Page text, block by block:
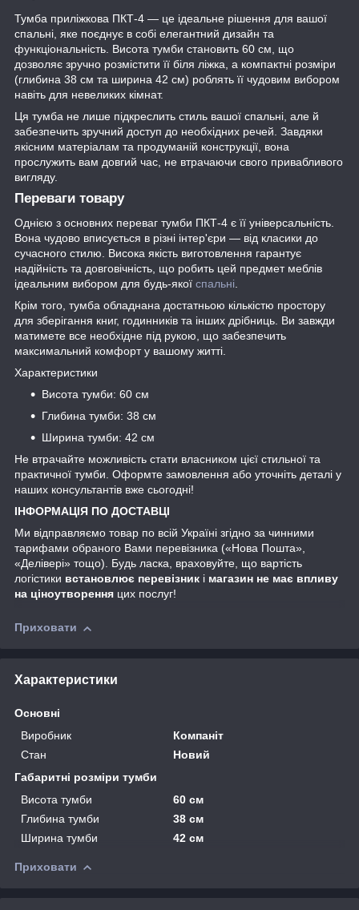
Тумба приліжкова ПКТ-4 — це ідеальне рішення для вашої
спальні, яке поєднує в собі елегантний дизайн та
функціональність. Висота тумби становить 60 см, що
дозволяє зручно розмістити її біля ліжка, а компактні розміри
(глибина 38 см та ширина 42 см) роблять її чудовим вибором
навіть для невеликих кімнат.
Ця тумба не лише підкреслить стиль вашої спальні, але й
забезпечить зручний доступ до необхідних речей. Завдяки
якісним матеріалам та продуманій конструкції, вона
прослужить вам довгий час, не втрачаючи свого привабливого
вигляду.
Переваги товару
Однією з основних переваг тумби ПКТ-4 є її універсальність.
Вона чудово вписується в різні інтер'єри — від класики до
сучасного стилю. Висока якість виготовлення гарантує
надійність та довговічність, що робить цей предмет меблів
ідеальним вибором для будь-якої спальні.
Крім того, тумба обладнана достатньою кількістю простору
для зберігання книг, годинників та інших дрібниць. Ви завжди
матимете все необхідне під рукою, що забезпечить
максимальний комфорт у вашому житті.
Характеристики
Висота тумби: 60 см
Глибина тумби: 38 см
Ширина тумби: 42 см
Не втрачайте можливість стати власником цієї стильної та
практичної тумби. Оформте замовлення або уточніть деталі у
наших консультантів вже сьогодні!
ІНФОРМАЦІЯ ПО ДОСТАВЦІ
Ми відправляємо товар по всій Україні згідно за чинними
тарифами обраного Вами перевізника («Нова Пошта»,
«Делівері» тощо). Будь ласка, враховуйте, що вартість
логістики встановлює перевізник і магазин не має впливу
на ціноутворення цих послуг!
Приховати
Характеристики
Основні
Виробник
Компаніт
Стан
Новий
Габаритні розміри тумби
Висота тумби
60 см
Глибина тумби
38 см
Ширина тумби
42 см
Приховати